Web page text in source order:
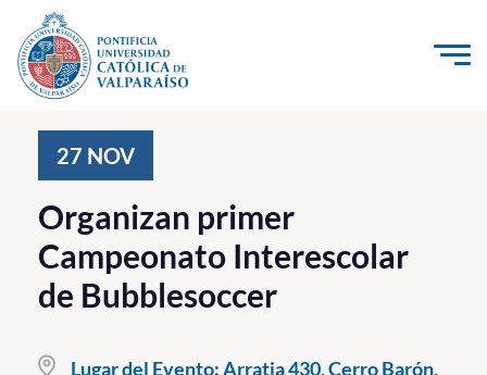
Click acá para ir directamente al contenido
Investigación, Creación e Innovación
PUCV Internacional
Vinculación con el Medio
27 NOV
Organizan primer
Campeonato Interescolar
de Bubblesoccer
Lugar del Evento:Arratia 430, Cerro Barón,